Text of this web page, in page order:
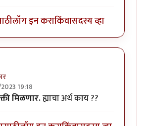
लॉग इन कराकिंवासदस्य व्हा
19:18
बाईंनी होमो म्हटलंय.byकंजूस
मिळणार.ह्याचा अर्थ काय ??